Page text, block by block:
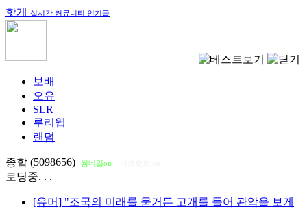
핫게 실시간 커뮤니티 인기글
보배
오유
SLR
루리웹
랜덤
종합 (5098656) 썸네일on
로딩중. . .
[유머] "조국의 미래를 묻거든 고개를 들어 관악을 보게